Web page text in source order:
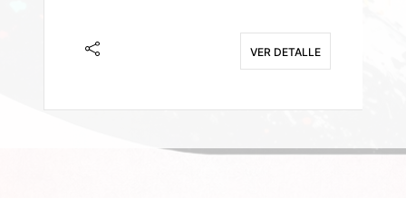
VER DETALLE